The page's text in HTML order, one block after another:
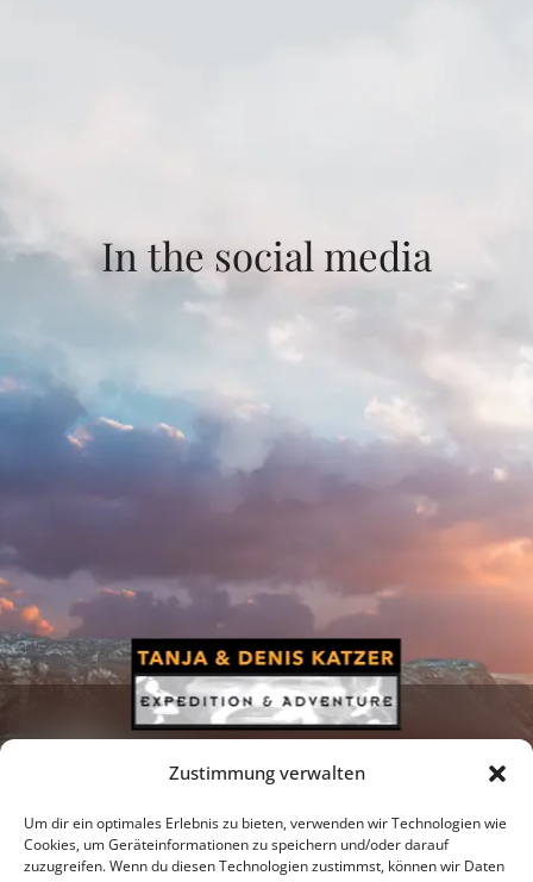
Zustimmung verwalten
Um dir ein optimales Erlebnis zu bieten, verwenden wir Technologien wie
Cookies, um Geräteinformationen zu speichern und/oder darauf
zuzugreifen. Wenn du diesen Technologien zustimmst, können wir Daten
In the social media
Newsletter Podcast Facebook